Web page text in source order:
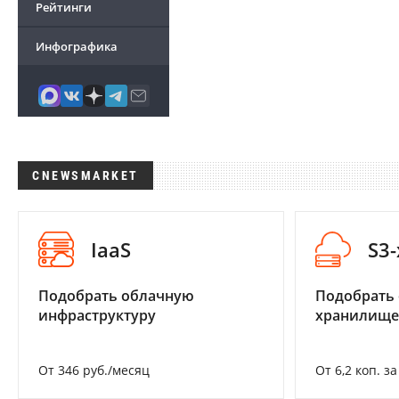
Рейтинги
Инфографика
CNEWSMARKET
IaaS
Подобрать облачную
инфраструктуру
От 346 руб./месяц
Подобрать
хранилище
От 6,2 коп.